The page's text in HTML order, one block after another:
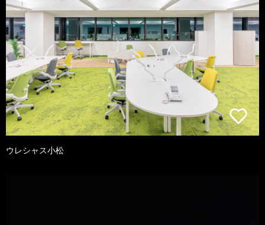
ウレシャス小松